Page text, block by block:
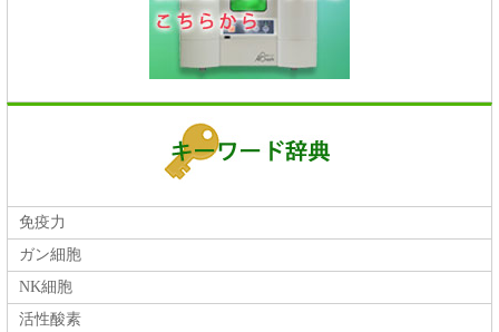
免疫力
ガン細胞
NK細胞
活性酸素